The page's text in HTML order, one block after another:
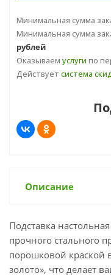
Минимальная сумма
Минимальная сумма
рублей
Оказываем услуги по
Действует система
Описание
Подставка
прочного стального
порошковой краской
золото», что делает